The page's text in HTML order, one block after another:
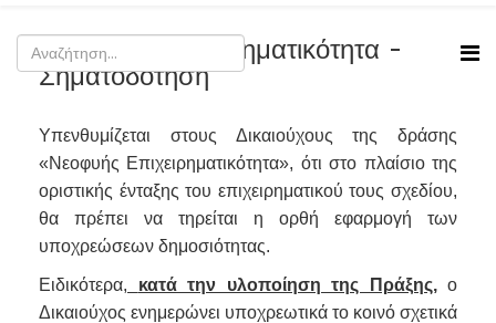
Νεοφυής Επιχειρηματικότητα -
Σηματοδότηση
Υπενθυμίζεται στους Δικαιούχους της δράσης
«Νεοφυής Επιχειρηματικότητα», ότι στο πλαίσιο της
οριστικής ένταξης του επιχειρηματικού τους σχεδίου,
θα πρέπει να τηρείται η ορθή εφαρμογή των
υποχρεώσεων δημοσιότητας.
Ειδικότερα, κατά την υλοποίηση της Πράξης,ο
Δικαιούχος ενημερώνει υποχρεωτικά το κοινό σχετικά